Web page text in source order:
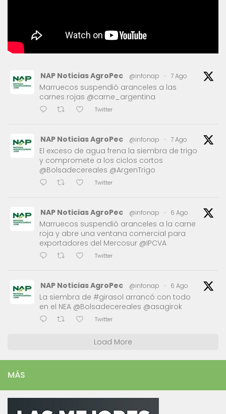
NAP Noticias AgroPec @infonap · 7 Ago
Marruecos suspendió aranceles a las
carnes rojas @carne_argentina
Twitter
NAP Noticias AgroPec @infonap · 7 Ago
El exceso de agua frena la siembra de trigo
y compromete a los ciclos cortos
@Bolsadecereales @ArgenTrigo
Twitter
NAP Noticias AgroPec @infonap · 6 Ago
Marruecos suspendió aranceles a la carne
roja y abre una ventana comercial para
exportadores del Mercosur @IPCVA
Twitter
NAP Noticias AgroPec @infonap · 6 Ago
La siembra de #girasol arrancó con todo
en el NEA @Bolsadecereales @asagirok
Twitter
Load More
MÁS